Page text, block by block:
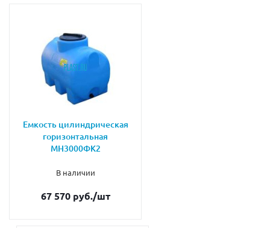
Емкость цилиндрическая
горизонтальная
МН3000ФК2
В наличии
67 570 руб./шт